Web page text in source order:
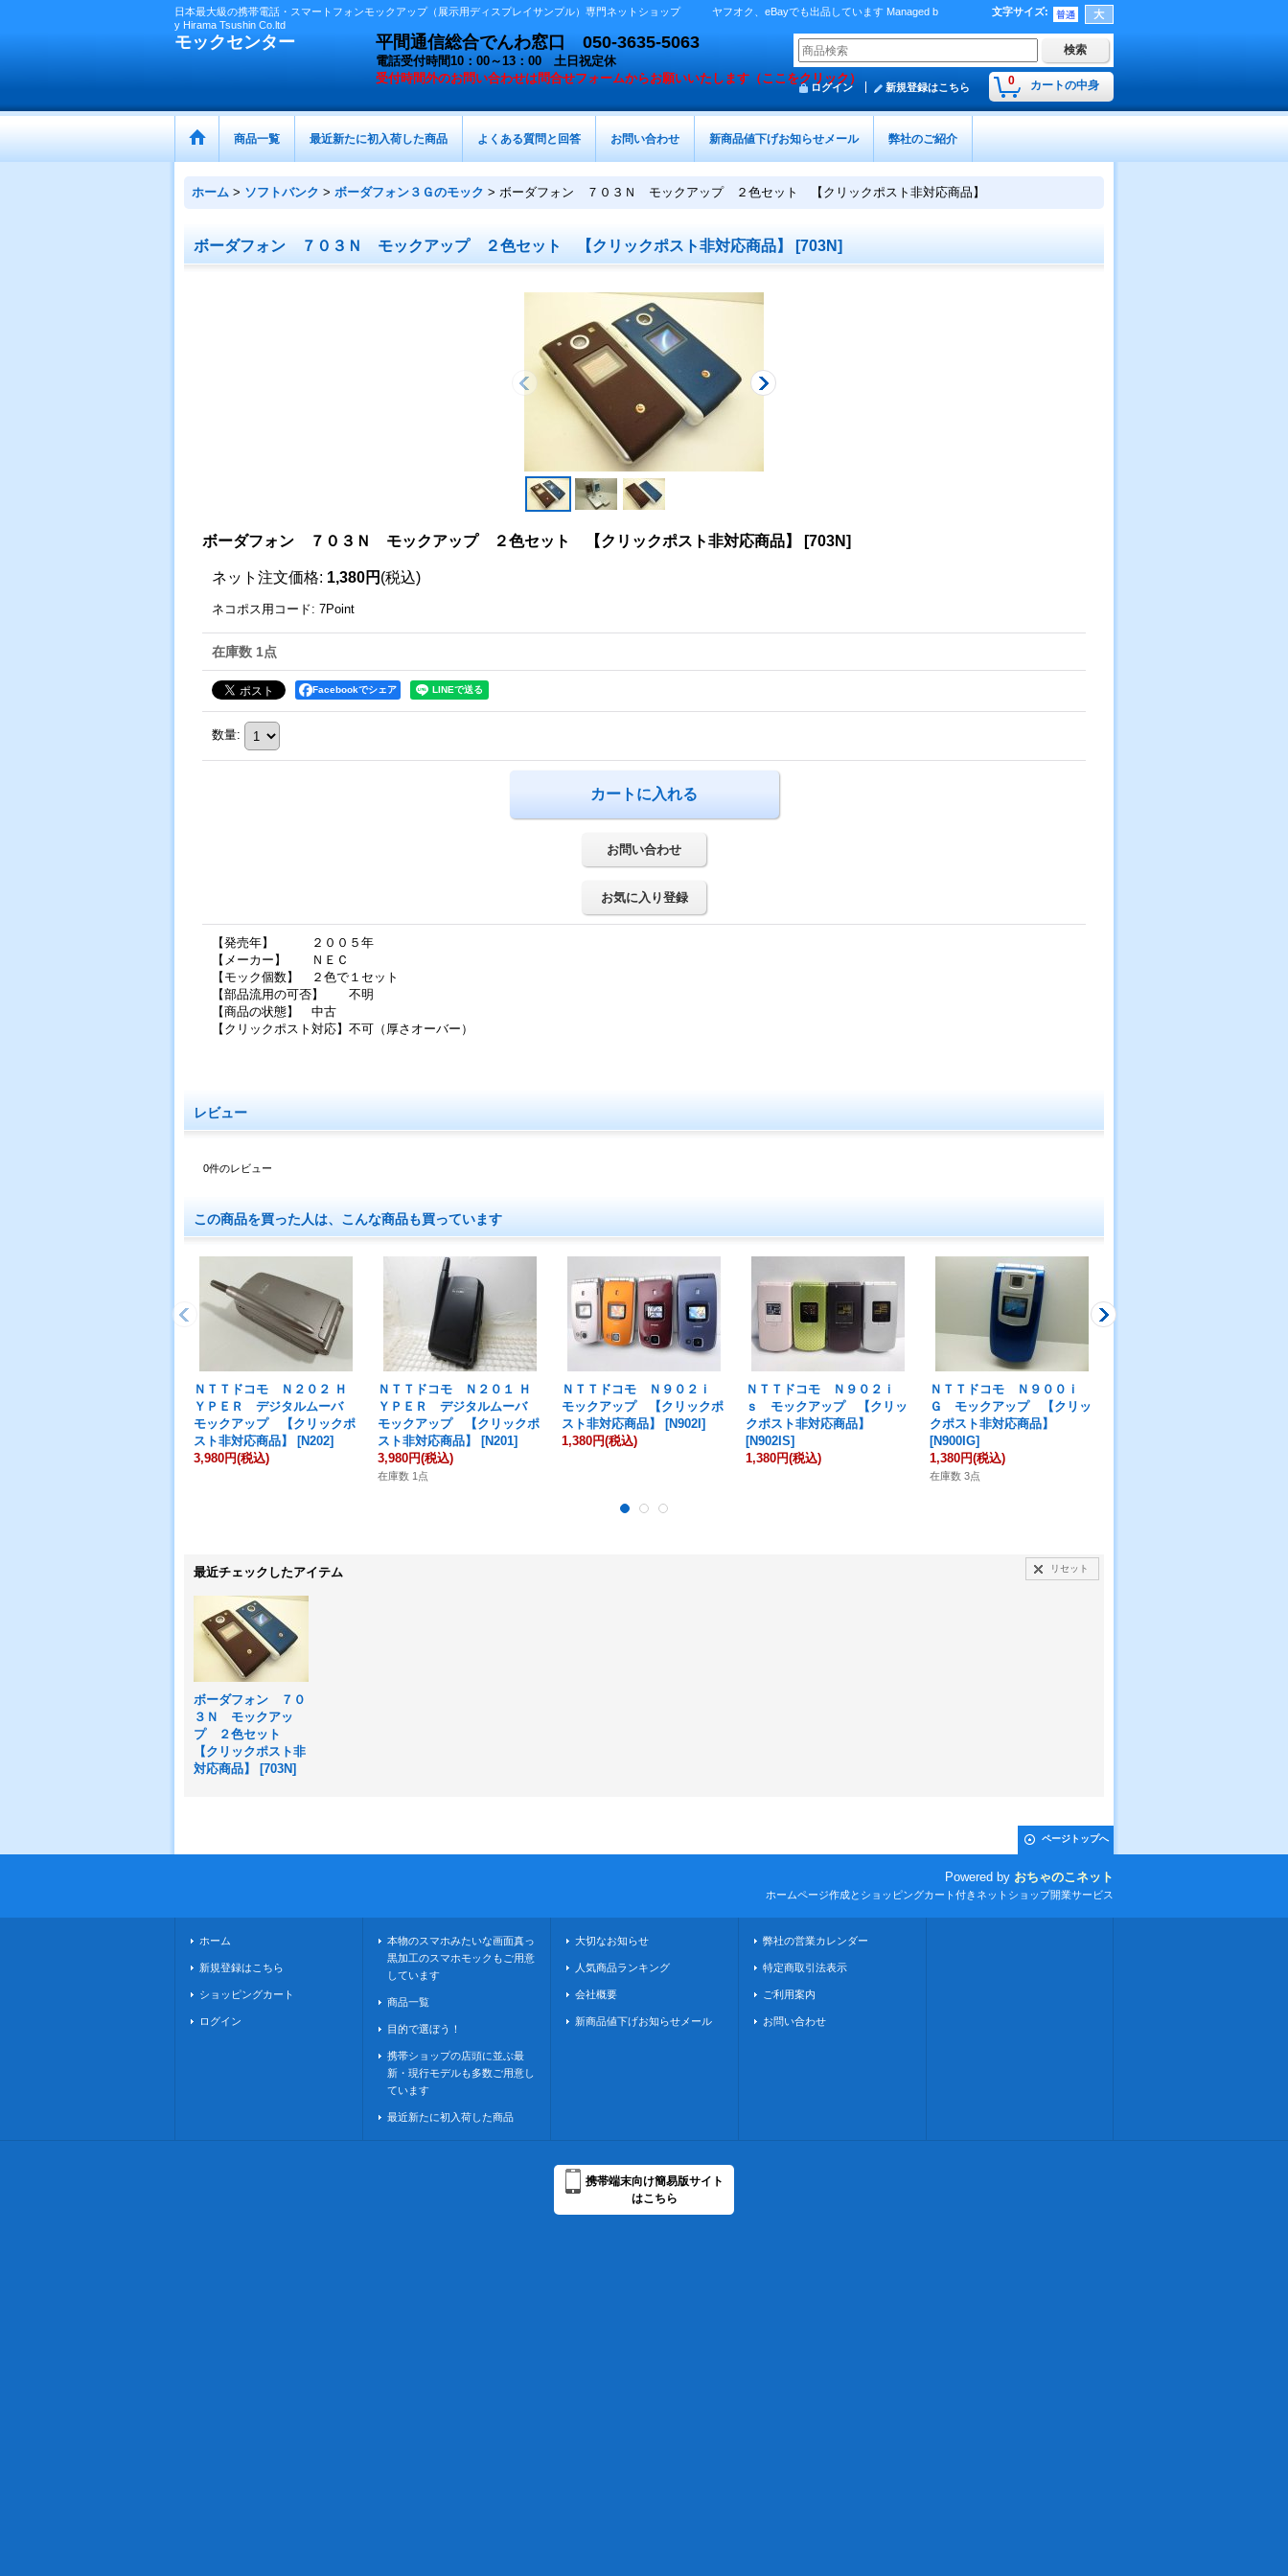
日本最大級の携帯電話・スマートフォンモックアップ（展示用ディスプレイサンプル）専門ネットショップ ヤフオク、eBayでも出品しています Managed b
y Hirama Tsushin Co.ltd
文字サイズ:
モックセンター 平間通信総合でんわ窓口 050-3635-5063
電話受付時間10：00～13：00 土日祝定休
受付時間外のお問い合わせは問合せフォームからお願いいたします（ここをクリック） 0 カートの中身
ログイン 新規登録はこちら
商品一覧 最近新たに初入荷した商品 よくある質問と回答 お問い合わせ 新商品値下げお知らせメール 弊社のご紹介
ホーム > ソフトバンク > ボーダフォン３Ｇのモック > ボーダフォン ７０３Ｎ モックアップ ２色セット 【クリックポスト非対応商品】
ボーダフォン ７０３Ｎ モックアップ ２色セット 【クリックポスト非対応商品】 [703N]
ボーダフォン ７０３Ｎ モックアップ ２色セット 【クリックポスト非対応商品】 [703N]
ネット注文価格: 1,380円 (税込)
ネコポス用コード: 7Point
在庫数 1点
Facebookでシェア
数量:
お問い合わせ
お気に入り登録
【発売年】 ２００５年
【メーカー】 ＮＥＣ
【モック個数】 ２色で１セット
【部品流用の可否】 不明
【商品の状態】 中古
【クリックポスト対応】不可（厚さオーバー）
レビュー
0件のレビュー
この商品を買った人は、こんな商品も買っています
ＮＴＴドコモ Ｎ２０２ Ｈ
ＹＰＥＲ デジタルムーバ
モックアップ 【クリックポ
スト非対応商品】
[N202]
3,980円(税込)
ＮＴＴドコモ Ｎ２０１ Ｈ
ＹＰＥＲ デジタルムーバ
モックアップ 【クリックポ
スト非対応商品】
[N201]
3,980円(税込)
在庫数 1点
ＮＴＴドコモ Ｎ９０２ｉ
モックアップ 【クリックポ
スト非対応商品】
[N902I ]
1,380円(税込)
ＮＴＴドコモ Ｎ９０２ｉ
ｓ モックアップ 【クリッ
クポスト非対応商品】
[N902IS]
1,380円(税込)
ＮＴＴドコモ Ｎ９００ｉ
Ｇ モックアップ 【クリッ
クポスト非対応商品】
[N900IG]
1,380円(税込)
在庫数 3点
最近チェックしたアイテム リセット
ボーダフォン ７０
３Ｎ モックアッ
プ ２色セット
【クリックポスト非
対応商品】
[703N]
ページトップへ
Powered by おちゃのこネット
ホームページ作成とショッピングカート付きネットショップ開業サービス
ホーム
新規登録はこちら
ショッピングカート
ログイン
本物のスマホみたいな画面真っ
黒加工のスマホモックもご用意
しています
商品一覧
目的で選ぼう！
携帯ショップの店頭に並ぶ最
新・現行モデルも多数ご用意し
ています
最近新たに初入荷した商品
大切なお知らせ
人気商品ランキング
会社概要
新商品値下げお知らせメール
弊社の営業カレンダー
特定商取引法表示
ご利用案内
お問い合わせ
携帯端末向け簡易版サイト
はこちら